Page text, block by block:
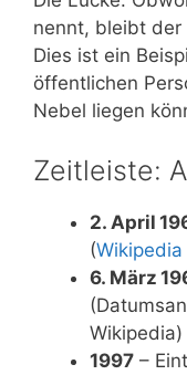
nennt, bleibt der
Dies ist ein
öffentlichen
Nebel liegen
Zeitleiste:
2. April
(
6. März
Wikipedia)
1997 –